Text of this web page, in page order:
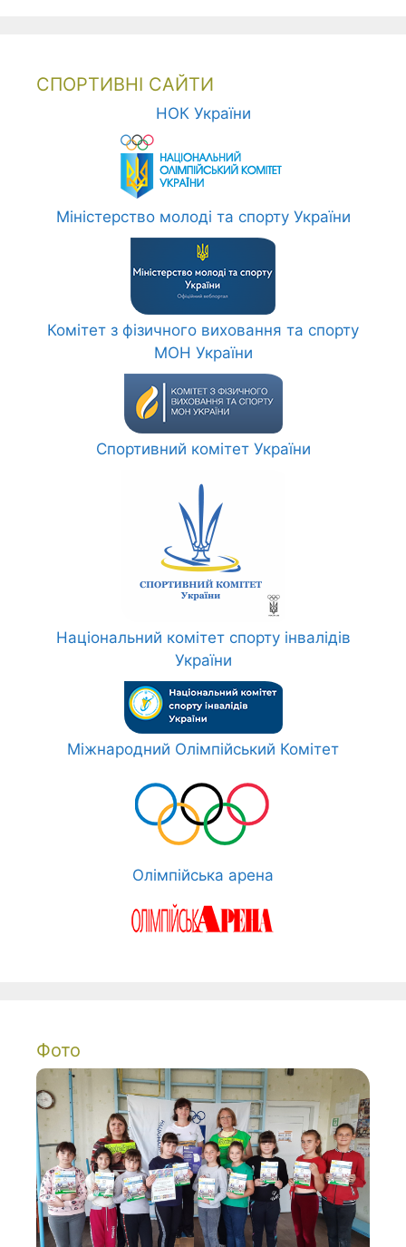
СПОРТИВНІ САЙТИ
НОК України
Міністерство молоді та спорту України
Комітет з фізичного виховання та спорту
МОН України
Спортивний комітет України
Національний комітет спорту інвалідів
України
Міжнародний Олімпійський Комітет
Олімпійська арена
Фото